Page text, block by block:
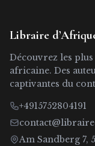
Libraire
Découvrez les
africaine. Des
captivantes du
+4915752804191
Am Sandberg 7,